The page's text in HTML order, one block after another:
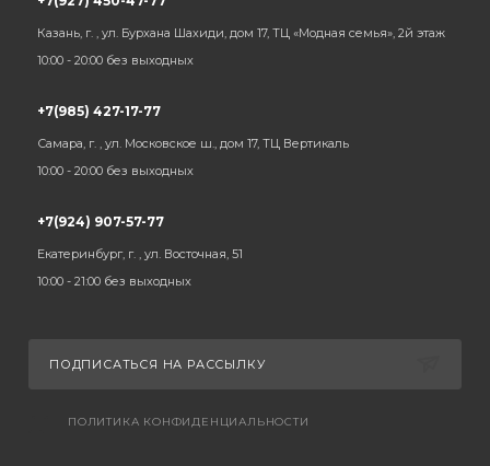
Казань, г. , ул. Бурхана Шахиди, дом 17, ТЦ «Модная семья», 2й этаж
10:00 - 20:00 без выходных
+7(985) 427-17-77
Самара, г. , ул. Московское ш., дом 17, ТЦ Вертикаль
10:00 - 20:00 без выходных
+7(924) 907-57-77
Екатеринбург, г. , ул. Восточная, 51
10:00 - 21:00 без выходных
ПОДПИСАТЬСЯ НА РАССЫЛКУ
ПОЛИТИКА КОНФИДЕНЦИАЛЬНОСТИ